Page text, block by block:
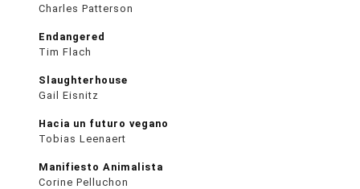
Charles Patterson
Endangered
Tim Flach
Slaughterhouse
Gail Eisnitz
Hacia un futuro vegano
Tobias Leenaert
Manifiesto Animalista
Corine Pelluchon